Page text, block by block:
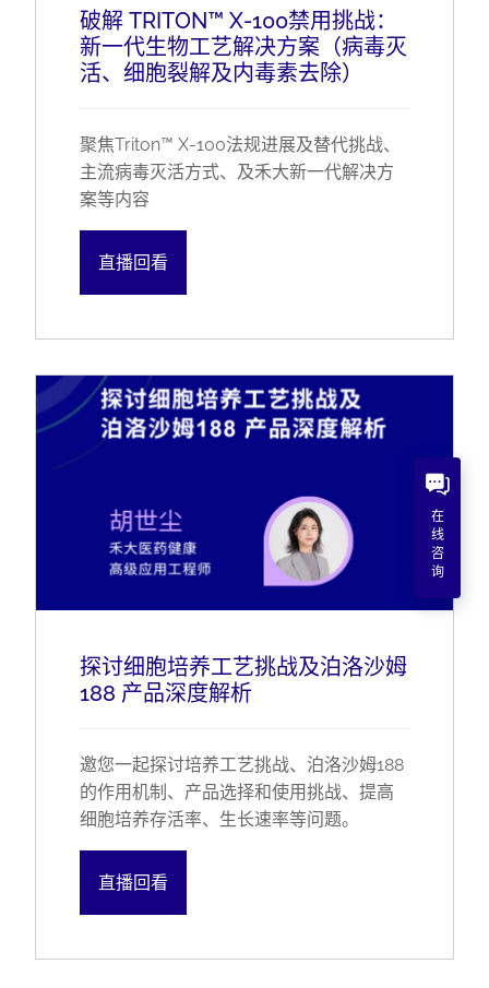
破解 TRITON™ X-100禁用挑战：
新一代生物工艺解决方案（病毒灭
活、细胞裂解及内毒素去除）
聚焦Triton™ X-100法规进展及替代挑战、
主流病毒灭活方式、及禾大新一代解决方
案等内容
直播回看
探讨细胞培养工艺挑战及泊洛沙姆
188 产品深度解析
邀您一起探讨培养工艺挑战、泊洛沙姆188
的作用机制、产品选择和使用挑战、提高
细胞培养存活率、生长速率等问题。
直播回看
在
线
咨
询